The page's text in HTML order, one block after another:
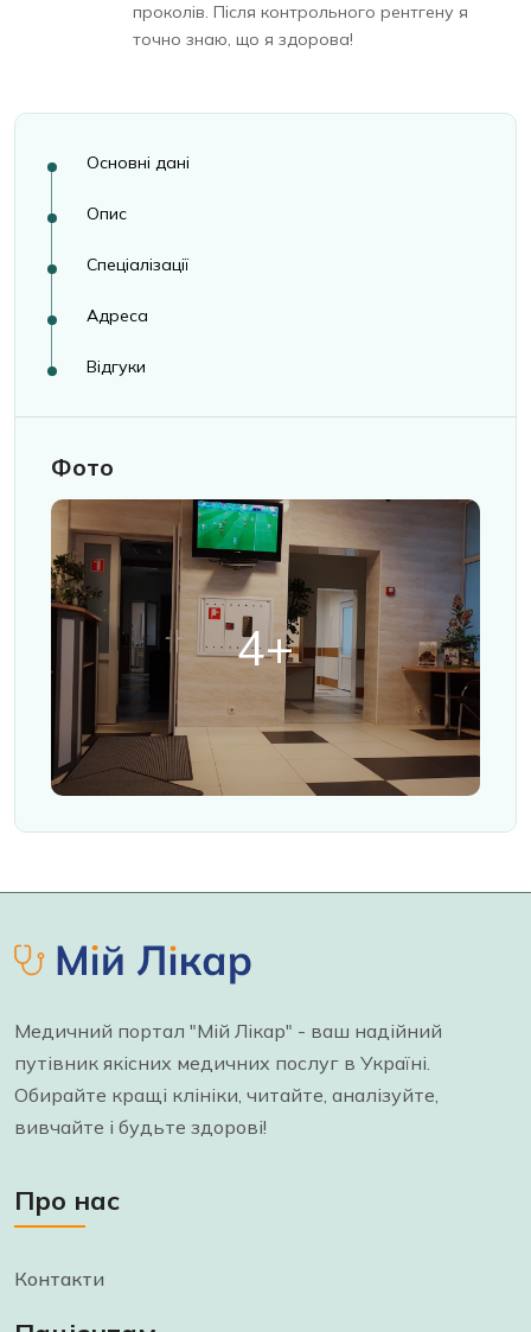
проколів. Після контрольного рентгену я
точно знаю, що я здорова!
Основні дані
Опис
Спеціалізації
Адреса
Відгуки
Фото
4+
Медичний портал "Мій Лікар" - ваш надійний
путівник якісних медичних послуг в Україні.
Обирайте кращі клініки, читайте, аналізуйте,
вивчайте і будьте здорові!
Про нас
Контакти